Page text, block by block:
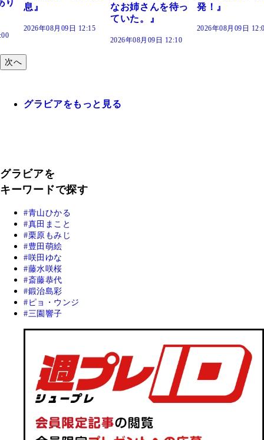
なお姉さんを待っ
発！』
のままで』
次へ
グラビアをもっと見る
グラビアを
キーワードで探す
青山ひかる
真田まこと
栗原もみじ
豊田萌絵
咲田ゆな
藤水咲桜
斎藤恭代
鍛治島彩
ピョ・ウンジ
三園響子